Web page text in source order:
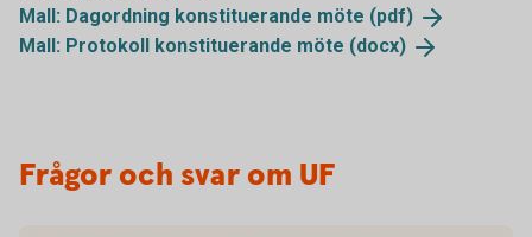
Mall: Dagordning konstituerande möte (pdf)
Mall: Protokoll konstituerande möte (docx)
Frågor och svar om UF